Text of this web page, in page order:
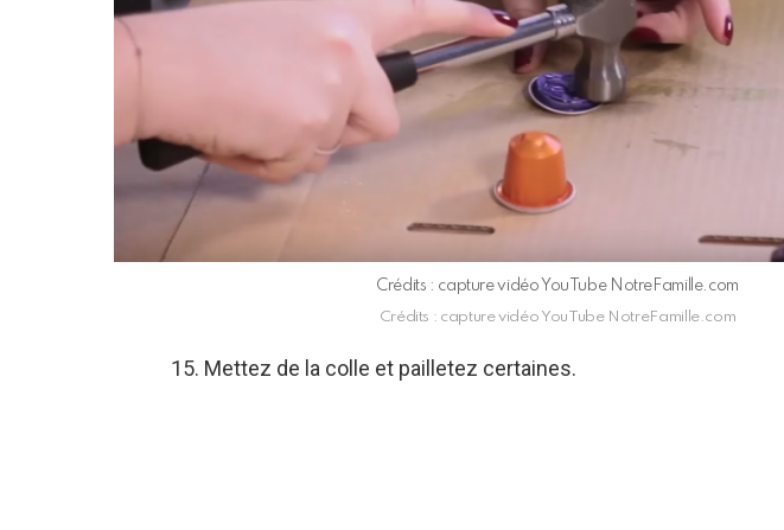
Crédits : capture vidéo YouTube NotreFamille.com
Crédits : capture vidéo YouTube NotreFamille.com
15. Mettez de la colle et pailletez certaines.